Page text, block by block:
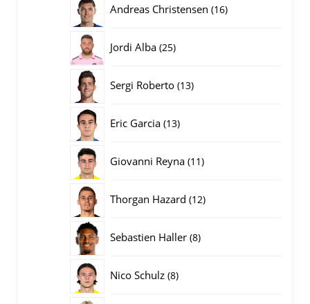
Andreas Christensen 1616
Jordi Alba 2525
Sergi Roberto 1313
Eric Garcia 1313
Giovanni Reyna 1111
Thorgan Hazard 1212
Sebastien Haller 88
Nico Schulz 88